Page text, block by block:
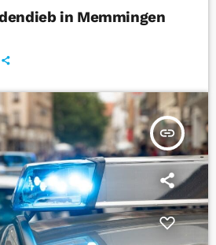
in Memmingen
insert_link